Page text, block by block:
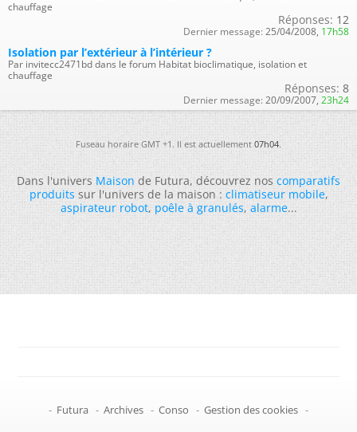
chauffage
Réponses: 12
Dernier message: 25/04/2008, 17h58
Isolation par l’extérieur à l’intérieur ?
Par invitecc2471bd dans le forum Habitat bioclimatique, isolation et
chauffage
Réponses: 8
Dernier message: 20/09/2007, 23h24
Fuseau horaire GMT +1. Il est actuellement07h04.
Dans l'universMaisonde Futura, découvrez noscomparatifs
produitssur l'univers de la maison :climatiseur mobile,
aspirateur robot,poêle à granulés,alarme...
- Futura - Archives - Conso - Gestion des cookies -